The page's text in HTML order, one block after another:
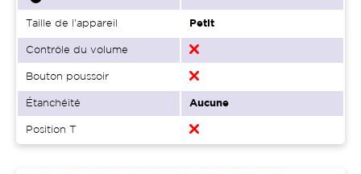
Taille de l'appareil Petit
Contrôle du volume
Bouton poussoir
Étanchéité Aucune
Position T